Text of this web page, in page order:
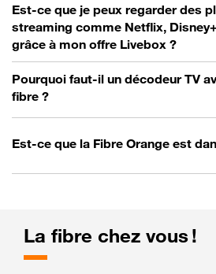
Est-ce que je peux regarder des
streaming comme Netflix,
grâce à mon offre Livebox ?
Pourquoi faut-il un décodeur TV
fibre ?
Est-ce que la Fibre Orange est
La fibre chez vous !